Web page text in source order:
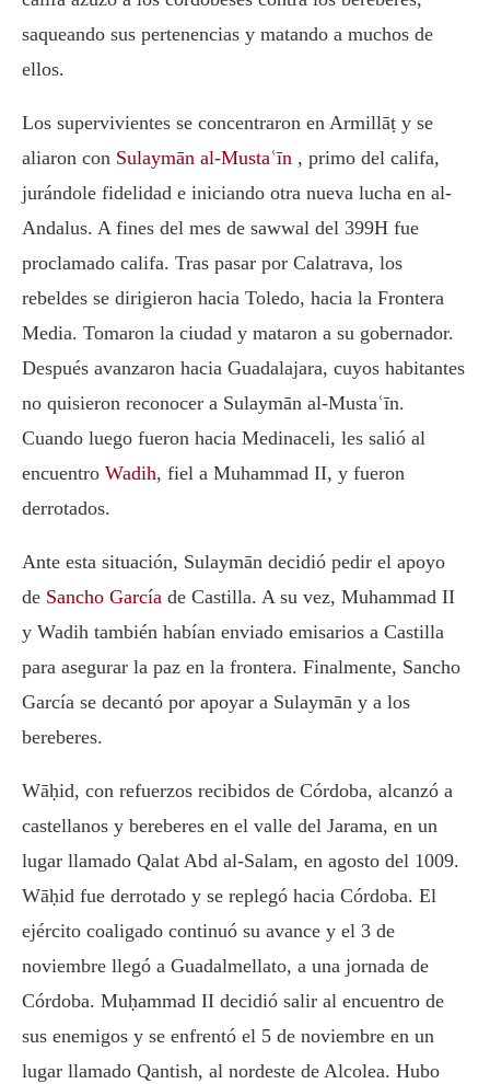
saqueando sus pertenencias y matando a muchos de
ellos.
Los supervivientes se concentraron en Armillāṭ y se
aliaron con Sulaymān al-Mustaʿīn , primo del califa,
jurándole fidelidad e iniciando otra nueva lucha en al-
Andalus. A fines del mes de sawwal del 399H fue
proclamado califa. Tras pasar por Calatrava, los
rebeldes se dirigieron hacia Toledo, hacia la Frontera
Media. Tomaron la ciudad y mataron a su gobernador.
Después avanzaron hacia Guadalajara, cuyos habitantes
no quisieron reconocer a Sulaymān al-Mustaʿīn.
Cuando luego fueron hacia Medinaceli, les salió al
encuentro Wadih, fiel a Muhammad II, y fueron
derrotados.
Ante esta situación, Sulaymān decidió pedir el apoyo
de Sancho García de Castilla. A su vez, Muhammad II
y Wadih también habían enviado emisarios a Castilla
para asegurar la paz en la frontera. Finalmente, Sancho
García se decantó por apoyar a Sulaymān y a los
bereberes.
Wāḥid, con refuerzos recibidos de Córdoba, alcanzó a
castellanos y bereberes en el valle del Jarama, en un
lugar llamado Qalat Abd al-Salam, en agosto del 1009.
Wāḥid fue derrotado y se replegó hacia Córdoba. El
ejército coaligado continuó su avance y el 3 de
noviembre llegó a Guadalmellato, a una jornada de
Córdoba. Muḥammad II decidió salir al encuentro de
sus enemigos y se enfrentó el 5 de noviembre en un
lugar llamado Qantish, al nordeste de Alcolea. Hubo